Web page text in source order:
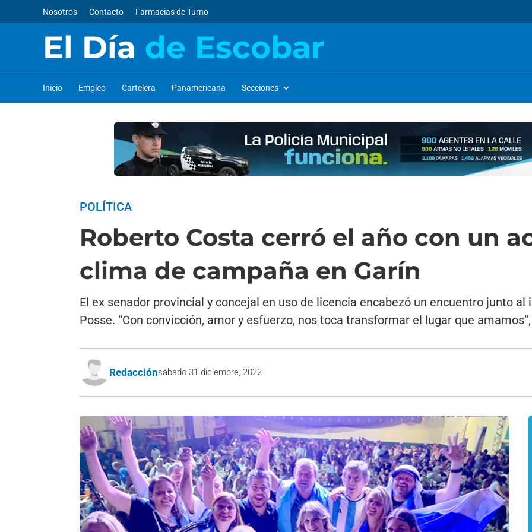
Nosotros Contacto Farmacias de Turno
El Día de Escobar
Inicio Empleo Cartelera Panamericana Secciones
POLÍTICA
Roberto Costa cerró el año con un
clima de campaña en Garín
El ex senador provincial y concejal en uso de licencia encabezó un encuentro junto al
Posse. “Con convicción, amor y esfuerzo, nos toca transformar el lugar que
Redacciónsábado 31 diciembre, 2022